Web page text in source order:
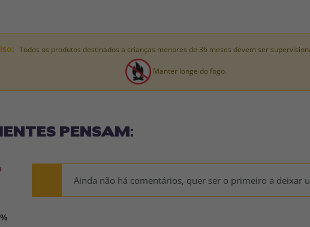
Todos os produtos destinados a crianças menores de 36 meses devem ser
Manter longe do fogo.
PENSAM:
Ainda não há comentários, quer ser o primeiro a deixar